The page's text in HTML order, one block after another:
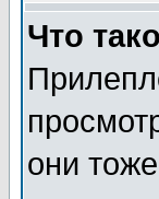
Что
они